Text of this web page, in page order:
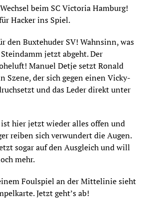
beim SC Victoria Hamburg!
Hacker ins Spiel.
den Buxtehuder SV! Wahnsinn, was
jetzt abgeht. Der
Manuel Detje setzt Ronald
Szene, der sich gegen einen Vicky-
und das Leder direkt unter
hier jetzt wieder alles offen und
reiben sich verwundert die Augen.
sogar auf den Ausgleich und will
mehr.
Foulspiel an der Mittelinie sieht
Jetzt geht’s ab!